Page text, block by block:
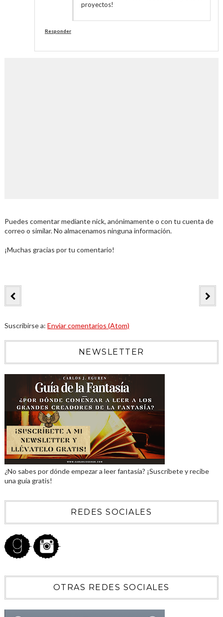
proyectos!
Responder
Puedes comentar mediante nick, anónimamente o con tu cuenta de
correo o similar. No almacenamos ninguna información.
¡Muchas gracias por tu comentario!
Suscribirse a: Enviar comentarios (Atom)
NEWSLETTER
¿No sabes por dónde empezar a leer fantasía? ¡Suscríbete y recibe
una guía gratis!
REDES SOCIALES
OTRAS REDES SOCIALES